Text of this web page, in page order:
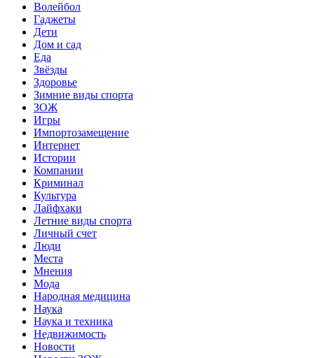
Волейбол
Гаджеты
Дети
Дом и сад
Еда
Звёзды
Здоровье
Зимние виды спорта
ЗОЖ
Игры
Импортозамещение
Интернет
Истории
Компании
Криминал
Культура
Лайфхаки
Летние виды спорта
Личный счет
Люди
Места
Мнения
Мода
Народная медицина
Наука
Наука и техника
Недвижимость
Новости